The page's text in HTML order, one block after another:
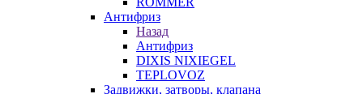
Антифриз
Назад
Антифриз
DIXIS NIXIEGEL
TEPLOVOZ
Задвижки, затворы, клапана